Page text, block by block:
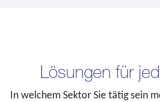
Lösungen für
In welchem Sektor Sie tätig sein